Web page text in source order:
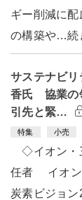
ギー削減に
の構築や…続
サステナビ
香氏 協業の
引先と緊…
特集 小売
◇イオン・
任者 イオン
炭素ビジョ